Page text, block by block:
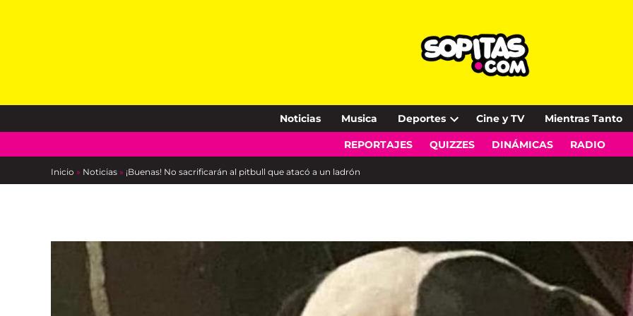
Noticias Musica Deportes
Open
dropdown
Cine y TV Mientras Tanto
REPORTAJES QUIZZES DINÁMICAS RADIO
Inicio » Noticias » ¡Buenas! No sacrificarán al pitbull que atacó a un ladrón